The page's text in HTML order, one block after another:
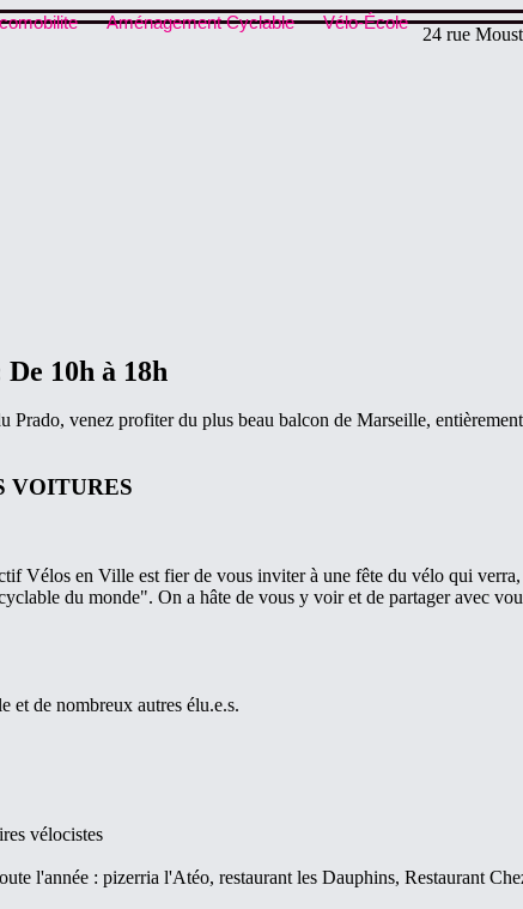
Aménagement Cyclable Vélo-École
24 rue
De 10h à 18h
venez profiter du plus beau balcon de Marseille,
VOITURES
Vélos en Ville est fier de vous inviter à une fête du vélo qui
du monde". On a hâte de vous y voir et de partager avec
et de nombreux autres élu.e.s.
vélocistes
l'année : pizerria l'Atéo, restaurant les Dauphins, Restaurant